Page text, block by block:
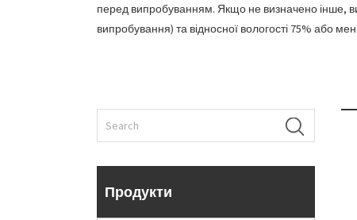
перед випробуванням. Якщо не визначено інше,
випробування) та відносної вологості 75% або
Продукти